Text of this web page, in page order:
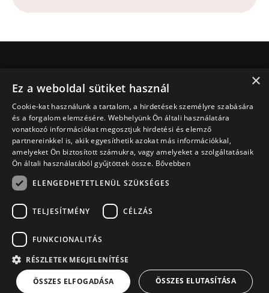
Ki Jesus.net?
Jesus.net partnerei
Adakozni
Fedezd fel
Cikkek
Videó
Terveink
Imát szeretnék kérni
Van egy kérdésem
© Copyright 2026 hu.Jesus.net
Adatvédelmi szabályzat
Sütik szabályzataaWebNLoldal
×
Ez a weboldal sütiket használ
Cookie-kat használunk a tartalom, a hirdetések személyre szabására
és a forgalom elemzésére. Webhelyünk Ön általi használatára
vonatkozó információkat megosztjuk hirdetési és elemző
partnereinkkel is, akik egyesíthetik azokat más információkkal,
amelyeket Ön biztosított számukra, vagy amelyeket a szolgáltatásaik
Ön általi használatából gyűjtöttek össze. Bővebben
ELENGEDHETETLENÜL SZÜKSÉGES
TELJESÍTMÉNY CÉLZÁS
FUNKCIONALITÁS
RÉSZLETEK MEGJELENÍTÉSE
ÖSSZES ELFOGADÁSA ÖSSZES ELUTASÍTÁSA